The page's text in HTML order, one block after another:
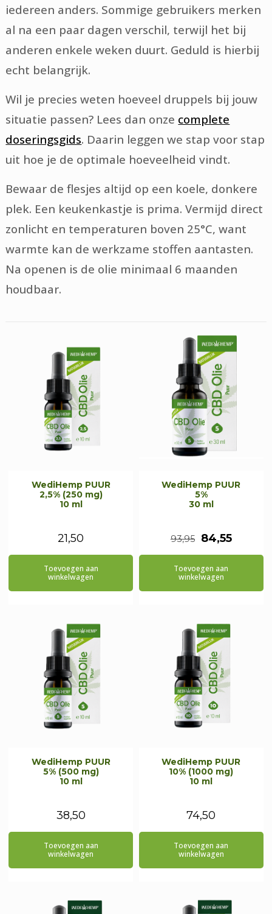
iedereen anders. Sommige gebruikers merken
al na een paar dagen verschil, terwijl het bij
anderen enkele weken duurt. Geduld is hierbij
echt belangrijk.
Wil je precies weten hoeveel druppels bij jouw
situatie passen? Lees dan onze complete
doseringsgids. Daarin leggen we stap voor stap
uit hoe je de optimale hoeveelheid vindt.
Bewaar de flesjes altijd op een koele, donkere
plek. Een keukenkastje is prima. Vermijd direct
zonlicht en temperaturen boven 25°C, want
warmte kan de werkzame stoffen aantasten.
Na openen is de olie minimaal 6 maanden
houdbaar.
WediHemp PUUR
2,5% (250 mg)
10 ml
21,50
Toevoegen aan
winkelwagen
WediHemp PUUR
5%
30 ml
93,95
prijs
was:
84,55
prijs
Toevoegen aan
winkelwagen
WediHemp PUUR
5% (500 mg)
10 ml
38,50
Toevoegen aan
winkelwagen
WediHemp PUUR
10% (1000 mg)
10 ml
74,50
Toevoegen aan
winkelwagen